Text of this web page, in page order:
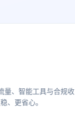
量、智能工具与合规收
、更省心。